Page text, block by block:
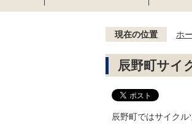
現在の位置 ホ
辰野町サイ
辰野町ではサイク